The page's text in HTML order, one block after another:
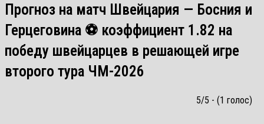
Прогноз на матч Швейцария — Босния и
Герцеговина ⚽ коэффициент 1.82 на
победу швейцарцев в решающей игре
второго тура ЧМ-2026
5/5 - (1 голос)